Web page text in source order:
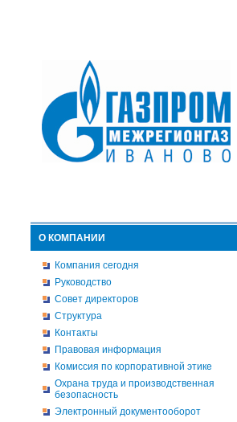
О КОМПАНИИ
Компания сегодня
Руководство
Совет директоров
Структура
Контакты
Правовая информация
Комиссия по корпоративной этике
Охрана труда и производственная
безопасность
Электронный документооборот